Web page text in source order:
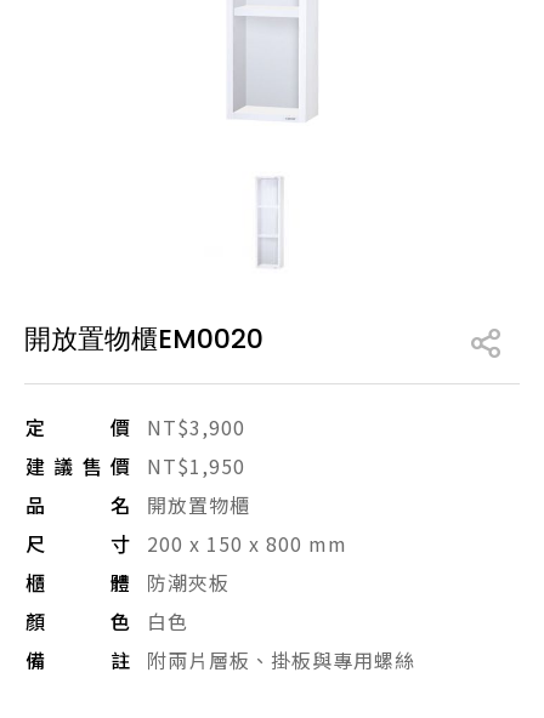
已下架商品
販賣中商品 已下架商品
搜尋產品
開放置物櫃EM0020
定價
NT$3,900
建議售價
NT$1,950
品名
開放置物櫃
尺寸
200 x 150 x 800 mm
櫃體
防潮夾板
顏色
白色
備註
附兩片層板、掛板與專用螺絲